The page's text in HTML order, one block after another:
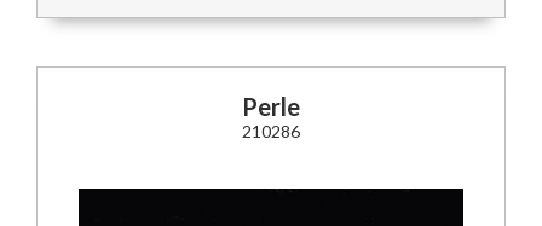
Perle
210286